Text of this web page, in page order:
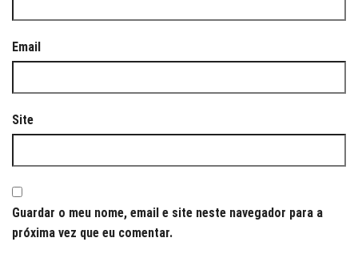
Email
Site
Guardar o meu nome, email e site neste navegador para a
próxima vez que eu comentar.